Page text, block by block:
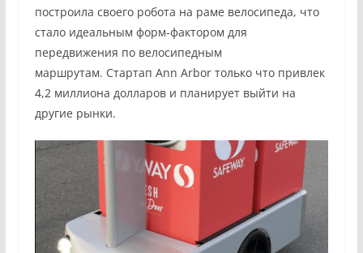
построила своего робота на раме велосипеда, что
стало идеальным форм-фактором для
передвижения по велосипедным
маршрутам. Стартап Ann Arbor только что привлек
4,2 миллиона долларов и планирует выйти на
другие рынки.